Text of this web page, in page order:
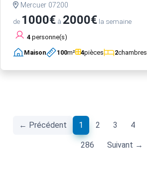
Mercuer 07200
de 1000€ à 2000€ la semaine
4 personne(s)
Maison 100m² 4pièces 2chambres
← Précédent 1 (current)
2 3 4
286 Suivant →